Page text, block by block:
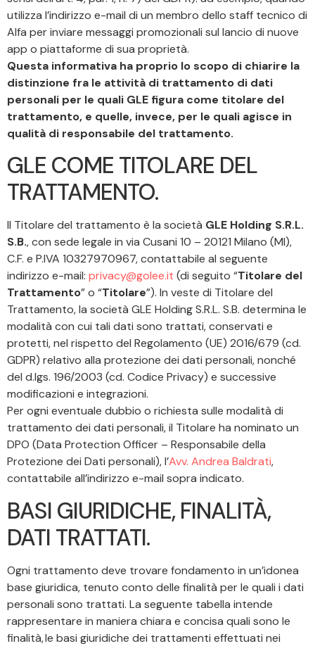
utilizza l’indirizzo e-mail di un membro dello staff tecnico di
Alfa per inviare messaggi promozionali sul lancio di nuove
app o piattaforme di sua proprietà.
Questa informativa ha proprio lo scopo di chiarire la
distinzione fra le attività di trattamento di dati
personali per le quali GLE figura come titolare del
trattamento, e quelle, invece, per le quali agisce in
qualità di responsabile del trattamento.
GLE COME TITOLARE DEL
TRATTAMENTO.
Il Titolare del trattamento è la società GLE Holding S.R.L.
S.B., con sede legale in via Cusani 10 – 20121 Milano (MI),
C.F. e P.IVA 10327970967, contattabile al seguente
indirizzo e-mail: privacy@golee.it (di seguito “Titolare del
Trattamento” o “Titolare”). In veste di Titolare del
Trattamento, la società GLE Holding S.R.L. S.B. determina le
modalità con cui tali dati sono trattati, conservati e
protetti, nel rispetto del Regolamento (UE) 2016/679 (cd.
GDPR) relativo alla protezione dei dati personali, nonché
del d.lgs. 196/2003 (cd. Codice Privacy) e successive
modificazioni e integrazioni.
Per ogni eventuale dubbio o richiesta sulle modalità di
trattamento dei dati personali, il Titolare ha nominato un
DPO (Data Protection Officer – Responsabile della
Protezione dei Dati personali), l’Avv. Andrea Baldrati,
contattabile all’indirizzo e-mail sopra indicato.
BASI GIURIDICHE, FINALITÀ,
DATI TRATTATI.
Ogni trattamento deve trovare fondamento in un’idonea
base giuridica, tenuto conto delle finalità per le quali i dati
personali sono trattati. La seguente tabella intende
rappresentare in maniera chiara e concisa quali sono le
finalità, le basi giuridiche dei trattamenti effettuati nei